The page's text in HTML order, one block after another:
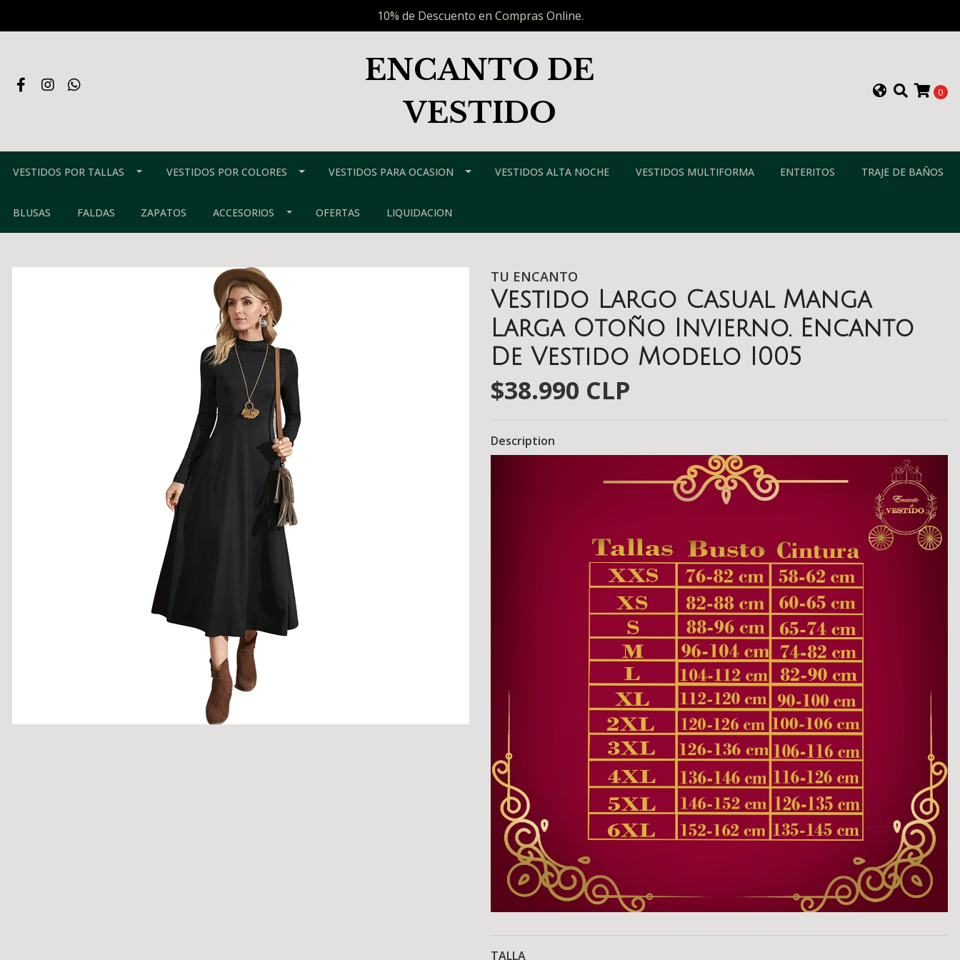
10% de Descuento en Compras Online.
ENCANTO DE
VESTIDO
0
VESTIDOS POR TALLAS VESTIDOS POR COLORES VESTIDOS PARA OCASION VESTIDOS ALTA NOCHE VESTIDOS MULTIFORMA ENTERITOS TRAJE DE BAÑOS
BLUSAS FALDAS ZAPATOS ACCESORIOS OFERTAS LIQUIDACION
TU ENCANTO
Vestido Largo Casual Manga
Larga Otoño Invierno. Encanto
De Vestido Modelo I005
$38.990 CLP
Description
TALLA